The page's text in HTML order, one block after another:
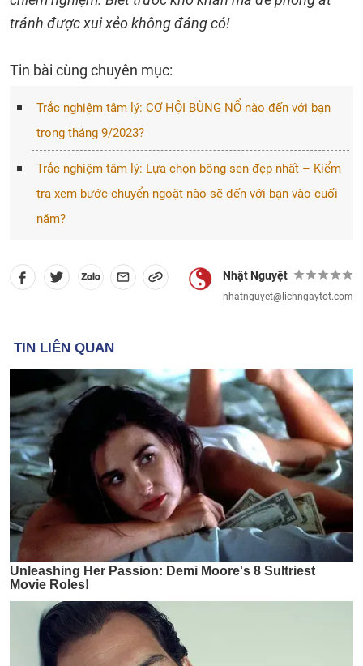
tránh được xui xẻo không đáng có!
Tin bài cùng chuyên mục:
Trắc nghiệm tâm lý: CƠ HỘI BÙNG NỔ nào đến với bạn
trong tháng 9/2023?
Trắc nghiệm tâm lý: Lựa chọn bông sen đẹp nhất – Kiểm
tra xem bước chuyển ngoặt nào sẽ đến với bạn vào cuối
năm?
Nhật Nguyệt
nhatnguyet@lichngaytot.com